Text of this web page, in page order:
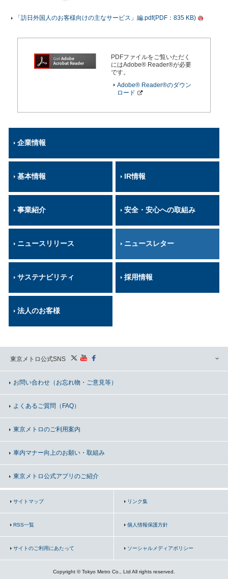
「訪日外国人のお客様向けの主なサービス」編.pdf(PDF：835 KB)
PDFファイルをご覧いただく
にはAdobe® Reader®が必要
です。
Adobe® Reader®のダウン
ロード
企業情報
基本情報 IR情報
事業紹介 安全・安心への取組み
ニュースリリース ニュースレター
サステナビリティ 採用情報
法人のお客様
東京メトロ公式SNS
お問い合わせ （お忘れ物・ご意見等）
よくあるご質問（FAQ）
東京メトロのご利用案内
車内マナー向上のお願い・取組み
東京メトロ公式アプリのご紹介
サイトマップ リンク集
RSS一覧 個人情報保護方針
サイトのご利用にあたって ソーシャルメディアポリシー
Copyright © Tokyo Metro Co., Ltd All rights reserved.